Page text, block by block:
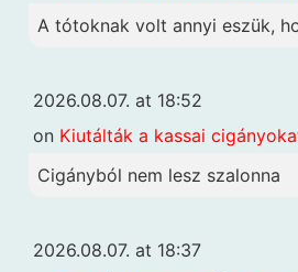
A tótoknak volt annyi eszük,
2026.08.07. at 18:52
on Kiutálták a kassai
Cigányból nem lesz szalonna
2026.08.07. at 18:37